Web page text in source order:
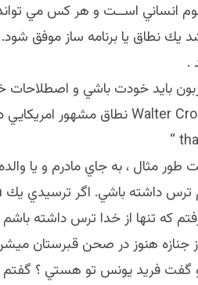
علوم انساني اســت و هر كس مي
يك نطاق يا برنامه ساز موفق
.
بايد خودت باشي و اصطلاحات
مثال ، به جاي مادرم و يا
كه تنها از خدا ترس داشته
جنازه هنوز در صحن قبرستان
گفت فريد يونس تو هستي ؟